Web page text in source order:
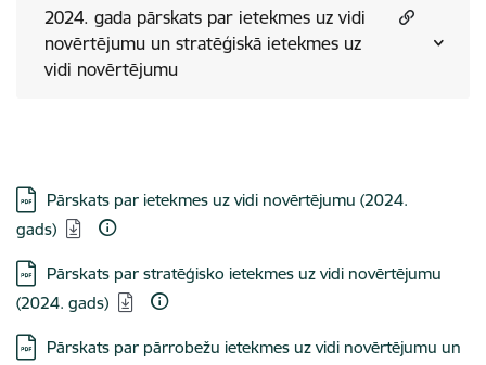
2024. gada pārskats par ietekmes uz vidi
novērtējumu un stratēģiskā ietekmes uz
vidi novērtējumu
Lejupielādēt:
Pārskats par ietekmes uz vidi novērtējumu (2024.
gads)
Lejupielādēt:
Pārskats par stratēģisko ietekmes uz vidi novērtējumu
(2024. gads)
Lejupielādēt:
Pārskats par pārrobežu ietekmes uz vidi novērtējumu un